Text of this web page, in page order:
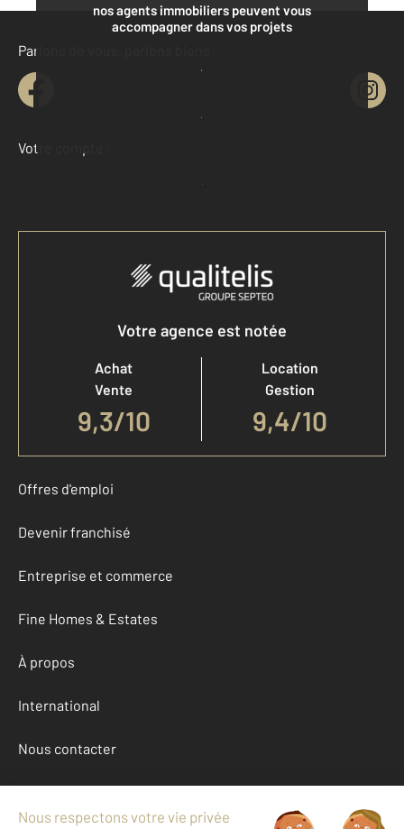
nos agents immobiliers peuvent vous
accompagner dans vos projets
Contacter l'agence
Demander une estimation
Parlons de vous, parlons biens
Votre compte :
Accéder à mon compte
Votre agence est notée
Achat
Vente
9,3/10
Location
Gestion
9,4/10
Offres d'emploi
Devenir franchisé
Entreprise et commerce
Fine Homes & Estates
À propos
International
Nous contacter